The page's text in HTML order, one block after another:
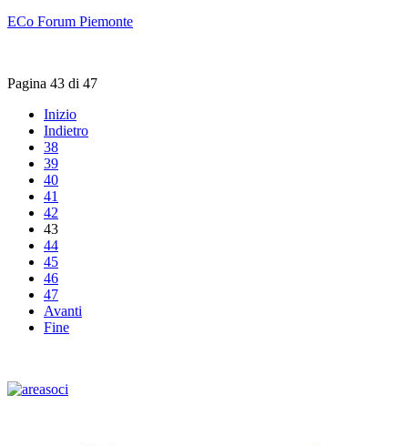
ECo Forum Piemonte
Pagina 43 di 47
Inizio
Indietro
38
39
40
41
42
43
44
45
46
47
Avanti
Fine